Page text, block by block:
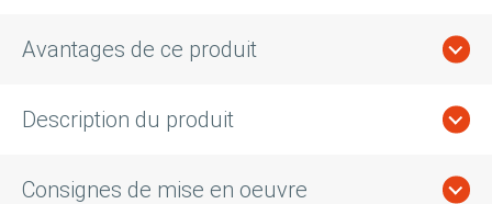
Avantages de ce produit
Description du produit
Consignes de mise en oeuvre